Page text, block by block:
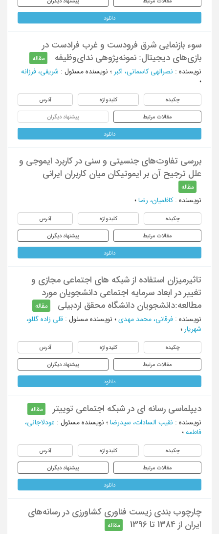
دانلود
سوء بازنمایی شرق فرودست و غرب فرادست در
بازی‌های دیجیتال: نمونه‌پژوهی ندای‌وظیفه
مقاله
نویسنده : نصرالهی کاسمانی، اکبر ؛ نویسنده مسئول : شریفی، فرزانه
؛
چکیده کلیدواژه آدرس
مقالات مرتبط پیشنهاد دیگران
دانلود
بررسی تفاوت‌‌های جنسیتی و سنی در کاربرد ایموجی‌ و
علل ترجیح آن‌ بر ایموتیکان میان کاربران ایرانی
مقاله
نویسنده : کاظمیان، رضا ؛
چکیده کلیدواژه آدرس
مقالات مرتبط پیشنهاد دیگران
دانلود
تاثیرمیزان استفاده از شبکه های اجتماعی مجازی و
تغییر در ابعاد سرمایه اجتماعی دانشجویان مورد
مطالعه:دانشجویان دانشگاه محقق اردبیلی
مقاله
نویسنده : فرقانی، محمد مهدی ؛ نویسنده مسئول : قلی زاده گللو،
شهریار ؛
چکیده کلیدواژه آدرس
مقالات مرتبط پیشنهاد دیگران
دانلود
دیپلماسی رسانه ای در شبکه اجتماعی توییتر
مقاله
نویسنده : نقیب السادات، سیدرضا ؛ نویسنده مسئول : عودلاجانی،
فاطمه ؛
چکیده کلیدواژه آدرس
مقالات مرتبط پیشنهاد دیگران
دانلود
چارچوب بندی زیست فناوری کشاورزی در رسانه‌های
ایران از 1384 تا 1396
مقاله